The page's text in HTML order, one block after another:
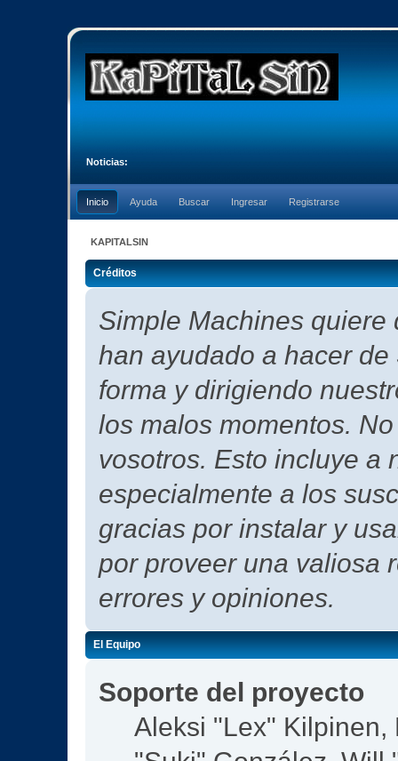
Noticias:
Inicio Ayuda Buscar Ingresar Registrarse
KAPITALSIN
Créditos
Simple Machines
han ayudado a hacer
forma y dirigiendo
los malos momentos.
vosotros. Esto incluye a
especialmente a los
gracias por instalar y
por proveer una valiosa
errores y opiniones.
El Equipo
Soporte del proyecto
Aleksi "Lex"